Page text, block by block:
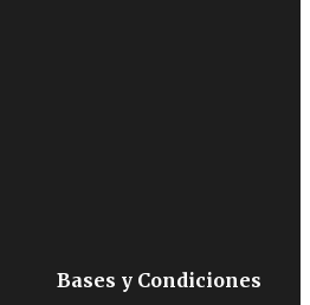
Bases y Condiciones